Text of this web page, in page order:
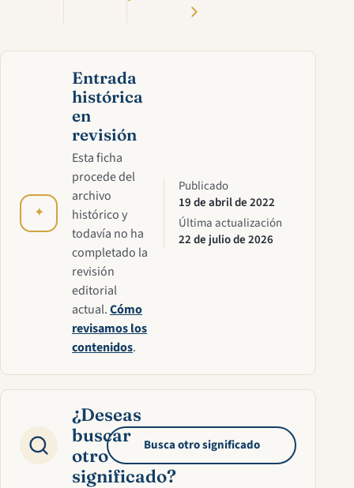
✦
Entrada
histórica
en
revisión
Esta ficha
procede del
archivo
histórico y
todavía no ha
completado la
revisión
editorial
actual.Cómo
revisamos los
contenidos.
Publicado
19 de abril de 2022
Última actualización
22 de julio de 2026
¿Deseas
buscar
otro
significado?
Busca otro significado